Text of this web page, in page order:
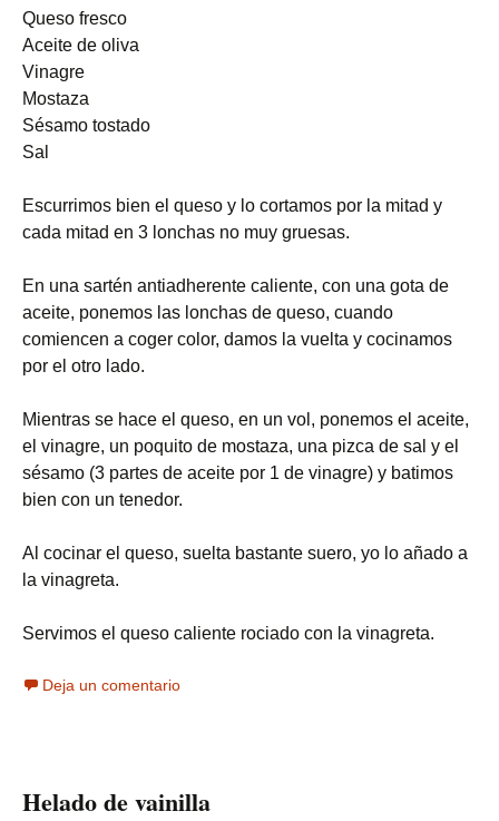
Queso fresco
Aceite de oliva
Vinagre
Mostaza
Sésamo tostado
Sal
Escurrimos bien el queso y lo cortamos por la mitad y
cada mitad en 3 lonchas no muy gruesas.
En una sartén antiadherente caliente, con una gota de
aceite, ponemos las lonchas de queso, cuando
comiencen a coger color, damos la vuelta y cocinamos
por el otro lado.
Mientras se hace el queso, en un vol, ponemos el aceite,
el vinagre, un poquito de mostaza, una pizca de sal y el
sésamo (3 partes de aceite por 1 de vinagre) y batimos
bien con un tenedor.
Al cocinar el queso, suelta bastante suero, yo lo añado a
la vinagreta.
Servimos el queso caliente rociado con la vinagreta.
Deja un comentario
Helado de vainilla